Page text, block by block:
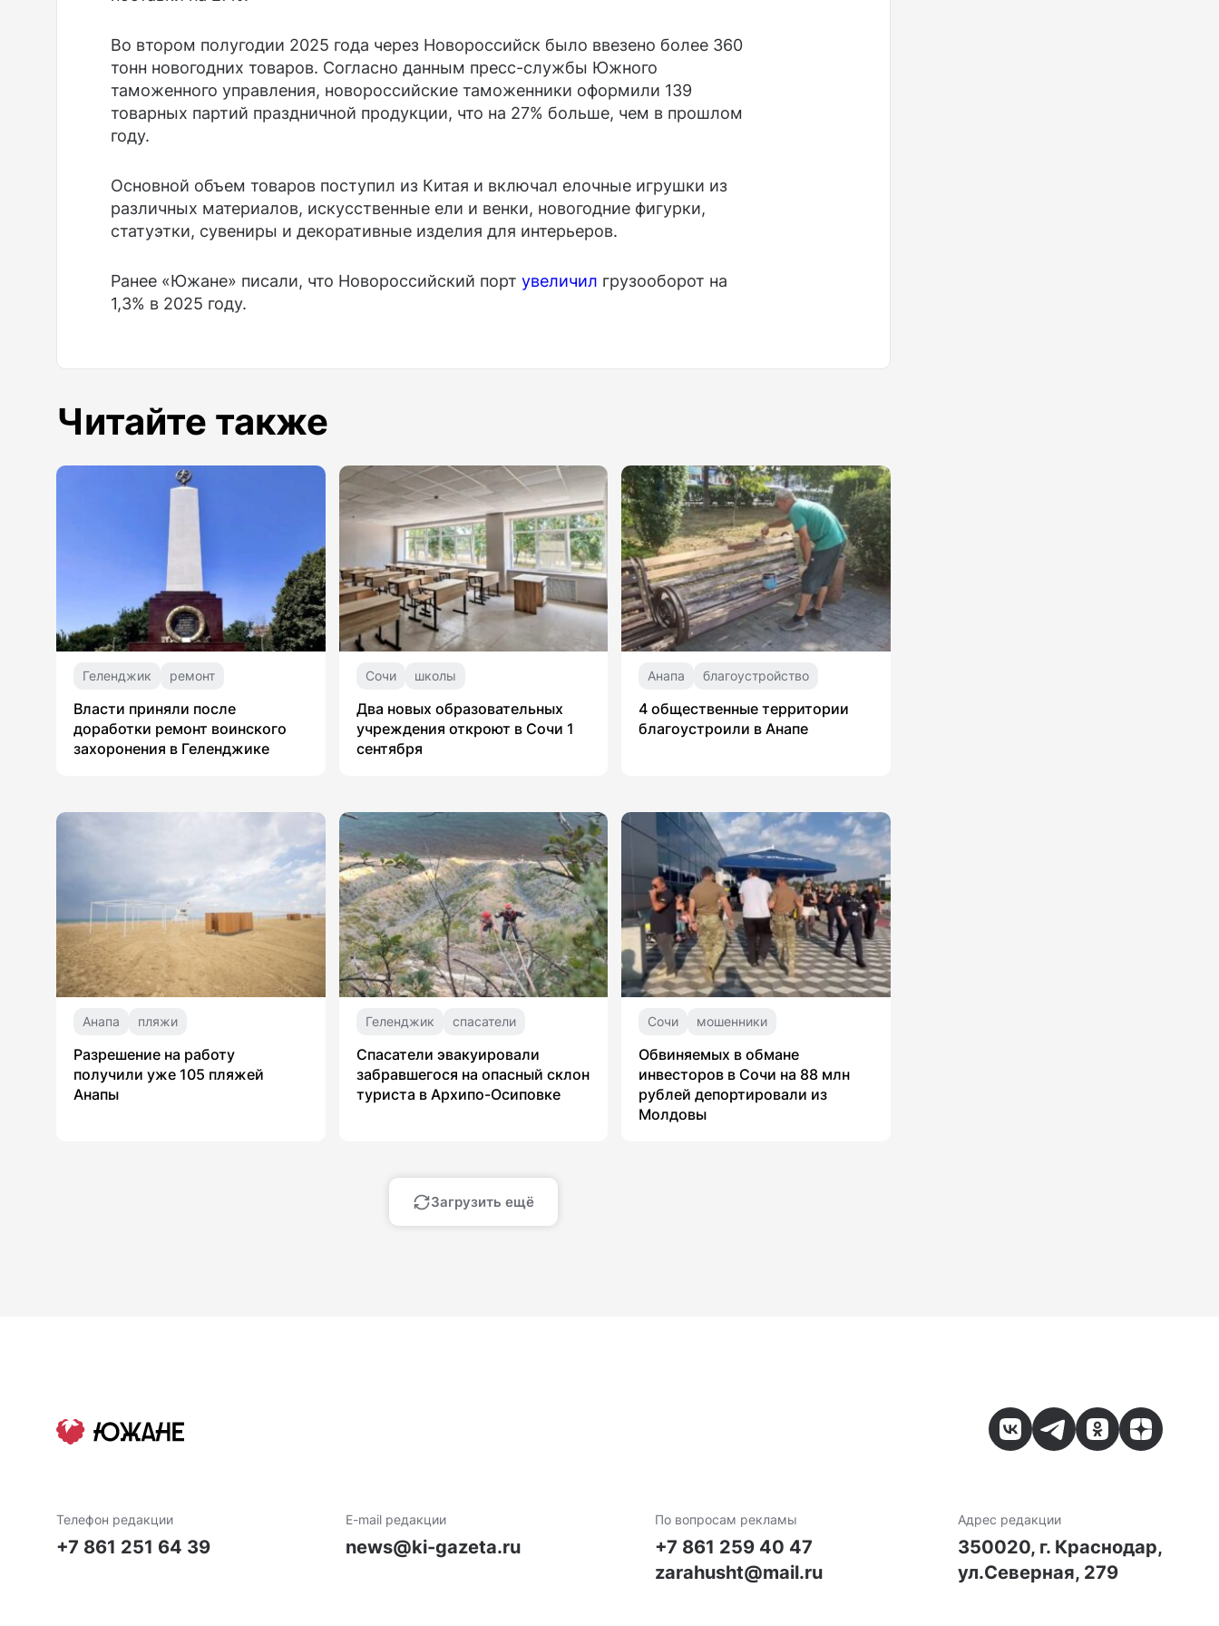
Во втором полугодии 2025 года через Новороссийск было ввезено более 360
тонн новогодних товаров. Согласно данным пресс-службы Южного
таможенного управления, новороссийские таможенники оформили 139
товарных партий праздничной продукции, что на 27% больше, чем в прошлом
году.
Основной объем товаров поступил из Китая и включал елочные игрушки из
различных материалов, искусственные ели и венки, новогодние фигурки,
статуэтки, сувениры и декоративные изделия для интерьеров.
Ранее «Южане» писали, что Новороссийский порт увеличил грузооборот на
1,3% в 2025 году.
Читайте также
Геленджик ремонт
Власти приняли после
доработки ремонт воинского
захоронения в Геленджике
Сочи школы
Два новых образовательных
учреждения откроют в Сочи 1
сентября
Анапа благоустройство
4 общественные территории
благоустроили в Анапе
Анапа пляжи
Разрешение на работу
получили уже 105 пляжей
Анапы
Геленджик спасатели
Спасатели эвакуировали
забравшегося на опасный склон
туриста в Архипо-Осиповке
Сочи мошенники
Обвиняемых в обмане
инвесторов в Сочи на 88 млн
рублей депортировали из
Молдовы
Загрузить ещё
Телефон редакции
+7 861 251 64 39
E-mail редакции
news@ki-gazeta.ru
По вопросам рекламы
+7 861 259 40 47
zarahusht@mail.ru
Адрес редакции
350020, г. Краснодар,
ул.Северная, 279